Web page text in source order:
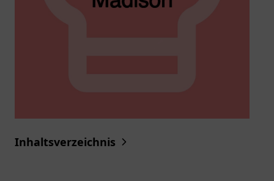
Inhaltsverzeichnis